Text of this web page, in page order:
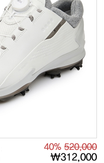
40% 520,000
₩312,000